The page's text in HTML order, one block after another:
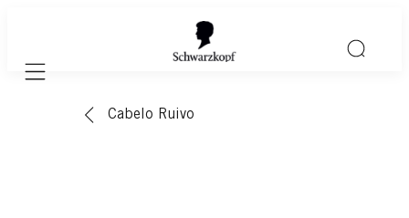
Mobile navigation
Cabelo Ruivo